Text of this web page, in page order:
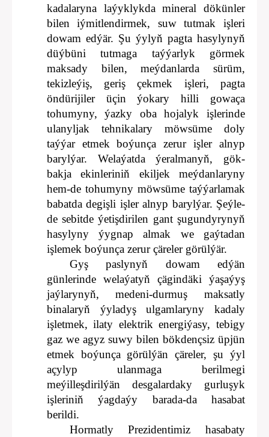
kadalaryna laýyklykda mineral dökünler
bilen iýmitlendirmek, suw tutmak işleri
dowam edýär. Şu ýylyň pagta hasylynyň
düýbüni tutmaga taýýarlyk görmek
maksady bilen, meýdanlarda sürüm,
tekizleýiş, geriş çekmek işleri, pagta
öndürijiler üçin ýokary hilli gowaça
tohumyny, ýazky oba hojalyk işlerinde
ulanyljak tehnikalary möwsüme doly
taýýar etmek boýunça zerur işler alnyp
barylýar. Welaýatda ýeralmanyň, gök-
bakja ekinleriniň ekiljek meýdanlaryny
hem-de tohumyny möwsüme taýýarlamak
babatda degişli işler alnyp barylýar. Şeýle-
de sebitde ýetişdirilen gant şugundyrynyň
hasylyny ýygnap almak we gaýtadan
işlemek boýunça zerur çäreler görülýär.
Gyş paslynyň dowam edýän
günlerinde welaýatyň çägindäki ýaşaýyş
jaýlarynyň, medeni-durmuş maksatly
binalaryň ýyladyş ulgamlaryny kadaly
işletmek, ilaty elektrik energiýasy, tebigy
gaz we agyz suwy bilen bökdençsiz üpjün
etmek boýunça görülýän çäreler, şu ýyl
açylyp ulanmaga berilmegi
meýilleşdirilýän desgalardaky gurluşyk
işleriniň ýagdaýy barada-da hasabat
berildi.
Hormatly Prezidentimiz hasabaty